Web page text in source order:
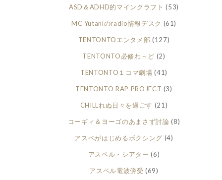
ASD＆ADHD的マインクラフト (53)
MC Yutaniのradio情報デスク (61)
TENTONTOエンタメ部 (127)
TENTONTO必修わ～ど (2)
TENTONTO１コマ劇場 (41)
TENTONTO RAP PROJECT (3)
CHILLれぬ日々を過ごす (21)
コーギィ＆ヨーゴのあまさず討論 (8)
アスペがはじめるボクシング (4)
アスペル・シアター (6)
アスペル電波傍受 (69)